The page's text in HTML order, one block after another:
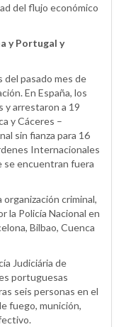
del flujo económico
y Portugal y
del pasado mes de
En España, los
y arrestaron a 19
y Cáceres –
sin fianza para 16
Internacionales
se encuentran fuera
criminal,
la Policía Nacional en
Bilbao, Cuenca
Judiciária de
portuguesas
seis personas en el
fuego, munición,